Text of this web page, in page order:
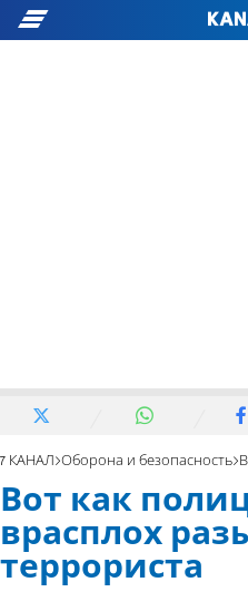
7 КАНАЛ Оборона и безопасность
Вот как
врасплох
террориста